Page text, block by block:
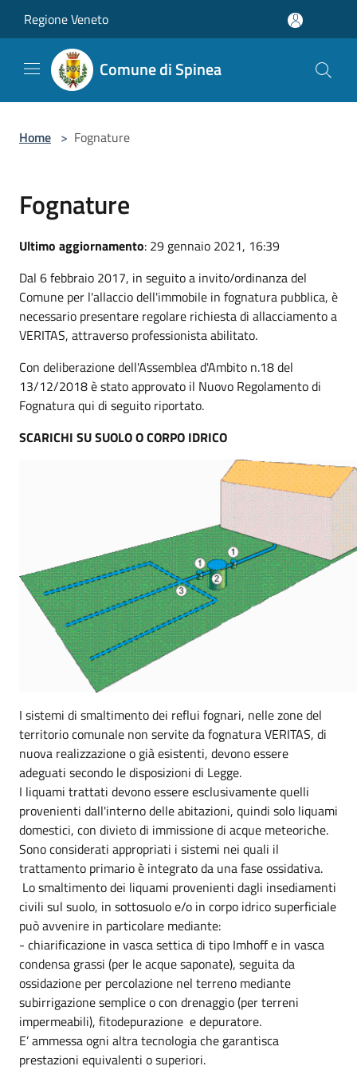
Regione Veneto
Comune di Spinea
Home > Fognature
Fognature
Ultimo aggiornamento: 29 gennaio 2021, 16:39
Dal 6 febbraio 2017, in seguito a invito/ordinanza del
Comune per l'allaccio dell'immobile in fognatura pubblica, è
necessario presentare regolare richiesta di allacciamento a
VERITAS, attraverso professionista abilitato.
Con deliberazione dell'Assemblea d'Ambito n.18 del
13/12/2018 è stato approvato il Nuovo Regolamento di
Fognatura qui di seguito riportato.
SCARICHI SU SUOLO O CORPO IDRICO
I sistemi di smaltimento dei reflui fognari, nelle zone del
territorio comunale non servite da fognatura VERITAS, di
nuova realizzazione o già esistenti, devono essere
adeguati secondo le disposizioni di Legge.
I liquami trattati devono essere esclusivamente quelli
provenienti dall'interno delle abitazioni, quindi solo liquami
domestici, con divieto di immissione di acque meteoriche.
Sono considerati appropriati i sistemi nei quali il
trattamento primario è integrato da una fase ossidativa.
Lo smaltimento dei liquami provenienti dagli insediamenti
civili sul suolo, in sottosuolo e/o in corpo idrico superficiale
può avvenire in particolare mediante:
- chiarificazione in vasca settica di tipo Imhoff e in vasca
condensa grassi (per le acque saponate), seguita da
ossidazione per percolazione nel terreno mediante
subirrigazione semplice o con drenaggio (per terreni
impermeabili), fitodepurazione e depuratore.
E’ ammessa ogni altra tecnologia che garantisca
prestazioni equivalenti o superiori.